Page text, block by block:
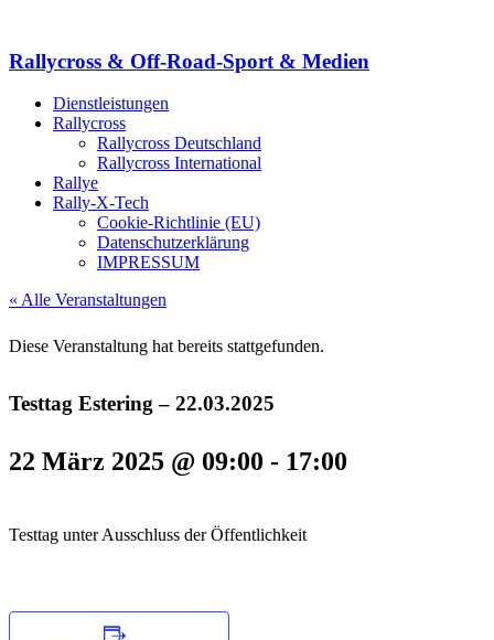
Rallycross & Off-Road-Sport & Medien
Dienstleistungen
Rallycross
Rallycross Deutschland
Rallycross International
Rallye
Rally-X-Tech
Cookie-Richtlinie (EU)
Datenschutzerklärung
IMPRESSUM
« Alle Veranstaltungen
Diese Veranstaltung hat bereits stattgefunden.
Testtag Estering – 22.03.2025
22 März 2025 @ 09:00 - 17:00
Testtag unter Ausschluss der Öffentlichkeit